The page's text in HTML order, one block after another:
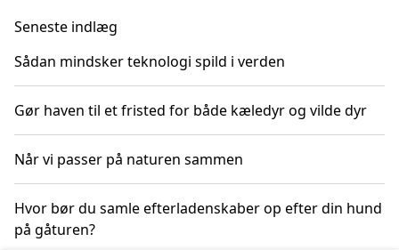
Seneste indlæg
Sådan mindsker teknologi spild i verden
Gør haven til et fristed for både kæledyr og vilde dyr
Når vi passer på naturen sammen
Hvor bør du samle efterladenskaber op efter din hund
på gåturen?